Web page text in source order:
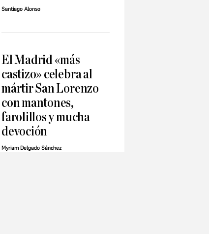
Santiago Alonso
El Madrid «más
castizo» celebra al
mártir San Lorenzo
con mantones,
farolillos y mucha
devoción
Myriam Delgado Sánchez